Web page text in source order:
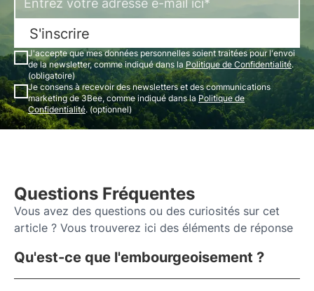
S'inscrire
J'accepte que mes données personnelles soient traitées pour l'envoi
de la newsletter, comme indiqué dans la Politique de Confidentialité.
(obligatoire)
Je consens à recevoir des newsletters et des communications
marketing de 3Bee, comme indiqué dans la Politique de
Confidentialité. (optionnel)
Questions Fréquentes
Vous avez des questions ou des curiosités sur cet
article ? Vous trouverez ici des éléments de réponse
Qu'est-ce que l'embourgeoisement ?